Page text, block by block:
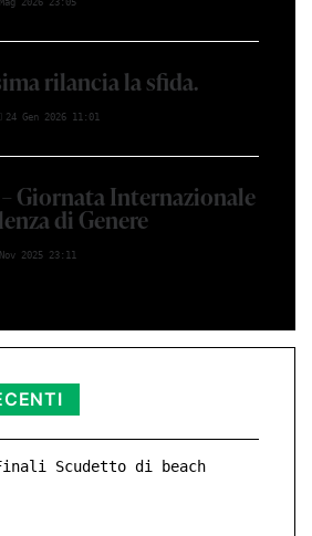
2026 23:05
rilancia la sfida.
24 Gen 2026 11:01
Giornata Internazionale
di Genere
2025 23:11
Scudetto di beach